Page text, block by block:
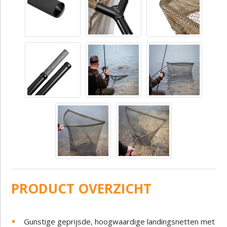
PRODUCT OVERZICHT
Gunstige geprijsde, hoogwaardige landingsnetten met